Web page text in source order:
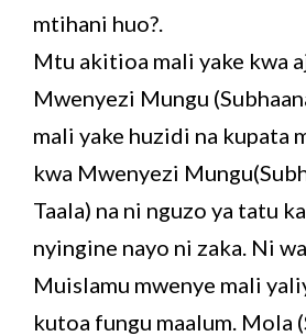
mtihani huo?.
Mtu akitioa mali yake kwa
Mwenyezi Mungu
mali yake huzidi na kupata
kwa Mwenyezi
Taala) na ni nguzo ya tatu
nyingine nayo ni zaka. Ni
Muislamu mwenye mali
kutoa fungu maalum. Mola